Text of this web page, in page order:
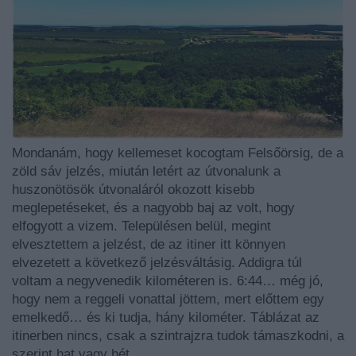
Mondanám, hogy kellemeset kocogtam Felsőörsig, de a
zöld sáv jelzés, miután letért az útvonalunk a
huszonötösök útvonaláról okozott kisebb
meglepetéseket, és a nagyobb baj az volt, hogy
elfogyott a vizem. Településen belül, megint
elvesztettem a jelzést, de az itiner itt könnyen
elvezetett a következő jelzésváltásig. Addigra túl
voltam a negyvenedik kilométeren is. 6:44… még jó,
hogy nem a reggeli vonattal jöttem, mert előttem egy
emelkedő… és ki tudja, hány kilométer. Táblázat az
itinerben nincs, csak a szintrajzra tudok támaszkodni, a